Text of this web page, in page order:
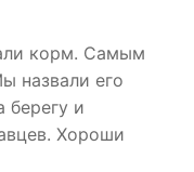
корм. Самым
назвали его
и
Хороши